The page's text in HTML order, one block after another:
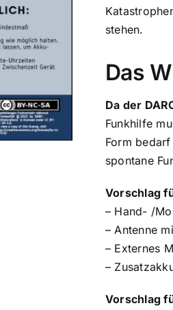
stehen.
Das
Da der
Funkhilfe
Form
spontane
Vorschlag
– Hand- /
– Antenne
– Externes
–
Vorschlag